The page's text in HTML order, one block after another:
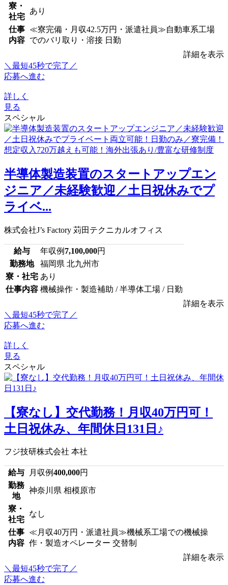
寮・
社宅
あり
仕事
内容
≪寮完備・月収42.5万円・派遣社員≫自動車系工場
でのバリ取り・溶接 日勤
詳細を表示
＼最短45秒で完了／
応募へ進む
詳しく
見る
スペシャル
半導体製造装置のスタートアップエン
ジニア／未経験歓迎／土日祝休みでプ
ライベ...
株式会社J’s Factory 苅田テクニカルオフィス
給与 年収例 7,100,000円
勤務地
福岡県 北九州市
寮・社宅 あり
仕事内容 機械操作・製造補助 / 半導体工場 / 日勤
詳細を表示
＼最短45秒で完了／
応募へ進む
詳しく
見る
スペシャル
【寮なし】交代勤務！月収40万円可！
土日祝休み、年間休日131日♪
フジ技研株式会社 本社
給与 月収例400,000円
勤務
地
神奈川県 相模原市
寮・
社宅
なし
仕事
内容
≪月収40万円・派遣社員≫機械系工場での機械操
作・製造オペレーター 交替制
詳細を表示
＼最短45秒で完了／
応募へ進む